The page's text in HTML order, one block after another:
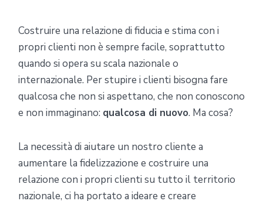
Costruire una relazione di fiducia e stima con i
propri clienti non è sempre facile, soprattutto
quando si opera su scala nazionale o
internazionale. Per stupire i clienti bisogna fare
qualcosa che non si aspettano, che non conoscono
e non immaginano: qualcosa di nuovo. Ma cosa?
La necessità di aiutare un nostro cliente a
aumentare la fidelizzazione e costruire una
relazione con i propri clienti su tutto il territorio
nazionale, ci ha portato a ideare e creare